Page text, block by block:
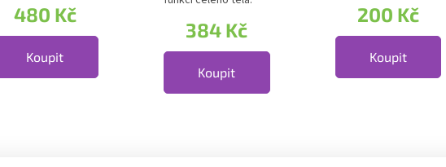
480 Kč
Koupit
384 Kč
Koupit
byliny,...
200 Kč
Koupit